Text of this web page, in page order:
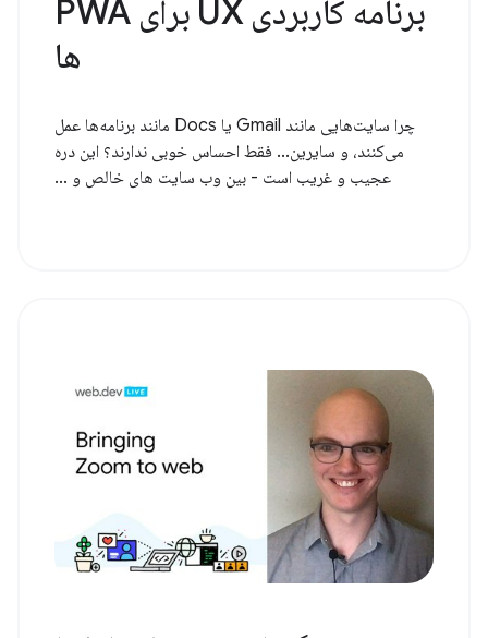
برنامه کاربردی UX برای PWA
ها
چرا سایت‌هایی مانند Gmail یا Docs مانند برنامه‌ها عمل
می‌کنند، و سایرین... فقط احساس خوبی ندارند؟ این دره
عجیب و غریب است - بین وب سایت های خالص و ...